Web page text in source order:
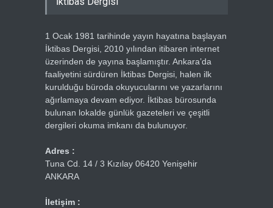
1 Ocak 1981 tarihinde yayın hayatına başlayan
İktibas Dergisi, 2010 yılından itibaren internet
üzerinden de yayına başlamıştır. Ankara’da
faaliyetini sürdüren İktibas Dergisi, halen ilk
kurulduğu büroda okuyucularını ve yazarlarını
ağırlamaya devam ediyor. İktibas bürosunda
bulunan lokalde günlük gazeteleri ve çeşitli
dergileri okuma imkanı da bulunuyor.
Adres :
Tuna Cd. 14 / 3 Kızılay 06420 Yenişehir
ANKARA
İletişim :